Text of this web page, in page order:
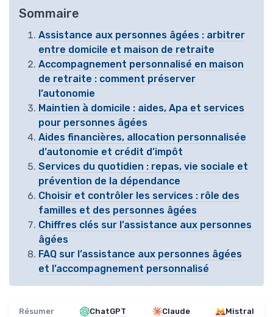
Sommaire
Assistance aux personnes âgées : arbitrer
entre domicile et maison de retraite
Accompagnement personnalisé en maison
de retraite : comment préserver
l’autonomie
Maintien à domicile : aides, Apa et services
pour personnes âgées
Aides financières, allocation personnalisée
d’autonomie et crédit d’impôt
Services du quotidien : repas, vie sociale et
prévention de la dépendance
Choisir et contrôler les services : rôle des
familles et des personnes âgées
Chiffres clés sur l’assistance aux personnes
âgées
FAQ sur l’assistance aux personnes âgées
et l’accompagnement personnalisé
Résumer ChatGPT Claude Mistral